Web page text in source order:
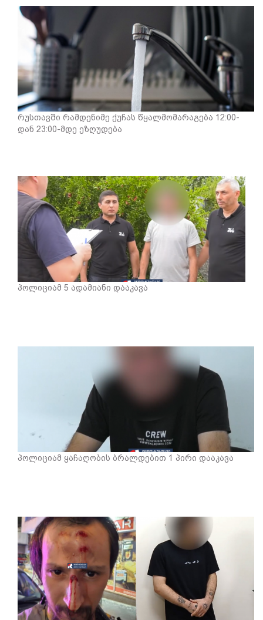
რუსთავში რამდენიმე ქუჩას წყალმომარაგება 12:00-
დან 23:00-მდე ეზღუდება
პოლიციამ 5 ადამიანი დააკავა
პოლიციამ ყაჩაღობის ბრალდებით 1 პირი დააკავა